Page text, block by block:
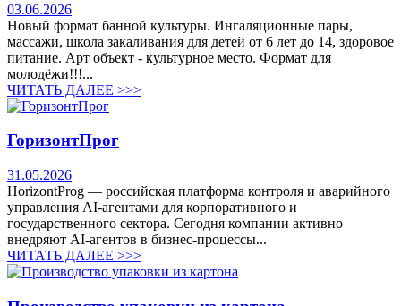
03.06.2026
Новый формат банной культуры. Ингаляционные пары,
массажи, школа закаливания для детей от 6 лет до 14, здоровое
питание. Арт объект - культурное место. Формат для
молодёжи!!!...
ЧИТАТЬ ДАЛЕЕ >>>
ГоризонтПрог
31.05.2026
HorizontProg — российская платформа контроля и аварийного
управления AI-агентами для корпоративного и
государственного сектора. Сегодня компании активно
внедряют AI-агентов в бизнес-процессы...
ЧИТАТЬ ДАЛЕЕ >>>